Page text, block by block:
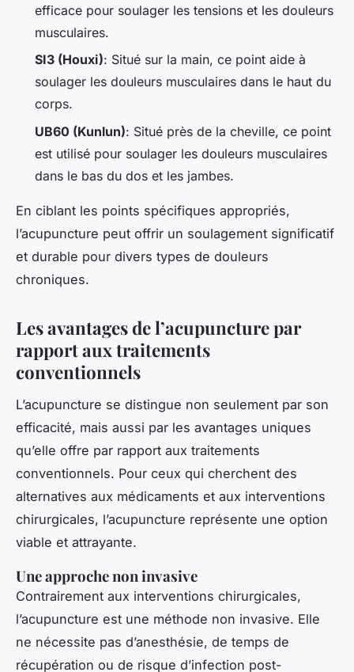
efficace pour soulager les tensions et les douleurs
musculaires.
SI3 (Houxi): Situé sur la main, ce point aide à
soulager les douleurs musculaires dans le haut du
corps.
UB60 (Kunlun): Situé près de la cheville, ce point
est utilisé pour soulager les douleurs musculaires
dans le bas du dos et les jambes.
En ciblant les points spécifiques appropriés,
l’acupuncture peut offrir un soulagement significatif
et durable pour divers types de douleurs
chroniques.
Les avantages de l’acupuncture par
rapport aux traitements
conventionnels
L’acupuncture se distingue non seulement par son
efficacité, mais aussi par les avantages uniques
qu’elle offre par rapport aux traitements
conventionnels. Pour ceux qui cherchent des
alternatives aux médicaments et aux interventions
chirurgicales, l’acupuncture représente une option
viable et attrayante.
Une approche non invasive
Contrairement aux interventions chirurgicales,
l’acupuncture est une méthode non invasive. Elle
ne nécessite pas d’anesthésie, de temps de
récupération ou de risque d’infection post-